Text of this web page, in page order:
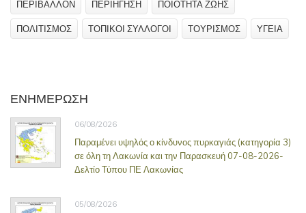
ΠΕΡΙΒΑΛΛΟΝ ΠΕΡΙΗΓΗΣΗ ΠΟΙΟΤΗΤΑ ΖΩΗΣ
ΠΟΛΙΤΙΣΜΟΣ ΤΟΠΙΚΟΙ ΣΥΛΛΟΓΟΙ ΤΟΥΡΙΣΜΟΣ ΥΓΕΙΑ
ΕΝΗΜΕΡΩΣΗ
06/08/2026
Παραμένει υψηλός ο κίνδυνος πυρκαγιάς (κατηγορία 3)
σε όλη τη Λακωνία και την Παρασκευή 07-08-2026-
Δελτίο Τύπου ΠΕ Λακωνίας
05/08/2026